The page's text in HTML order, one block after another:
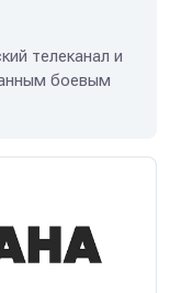
телеканал и
боевым